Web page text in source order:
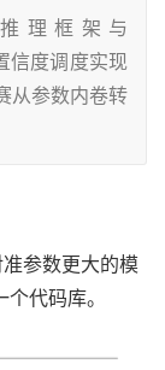
理框架与
信度调度实现
从参数内卷转
参数更大的模
代码库。